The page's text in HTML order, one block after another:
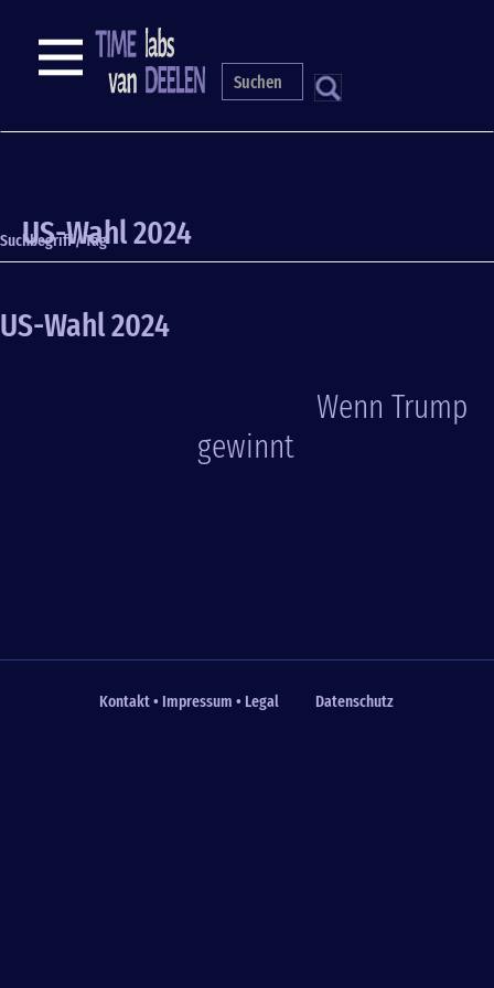
S
NAVIGATION
US-Wahl 2024
Suchbegriff / Tag
US-Wahl 2024
Wenn Trump
gewinnt
Fußzeile
Kontakt • Impressum • Legal Datenschutz